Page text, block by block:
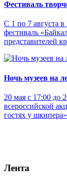
Фестиваль
С 1 по 7 августа в
фестиваль
представителей
Ночь музеев на
20 мая с 17:00 до
всероссийской
гостях у
Лента